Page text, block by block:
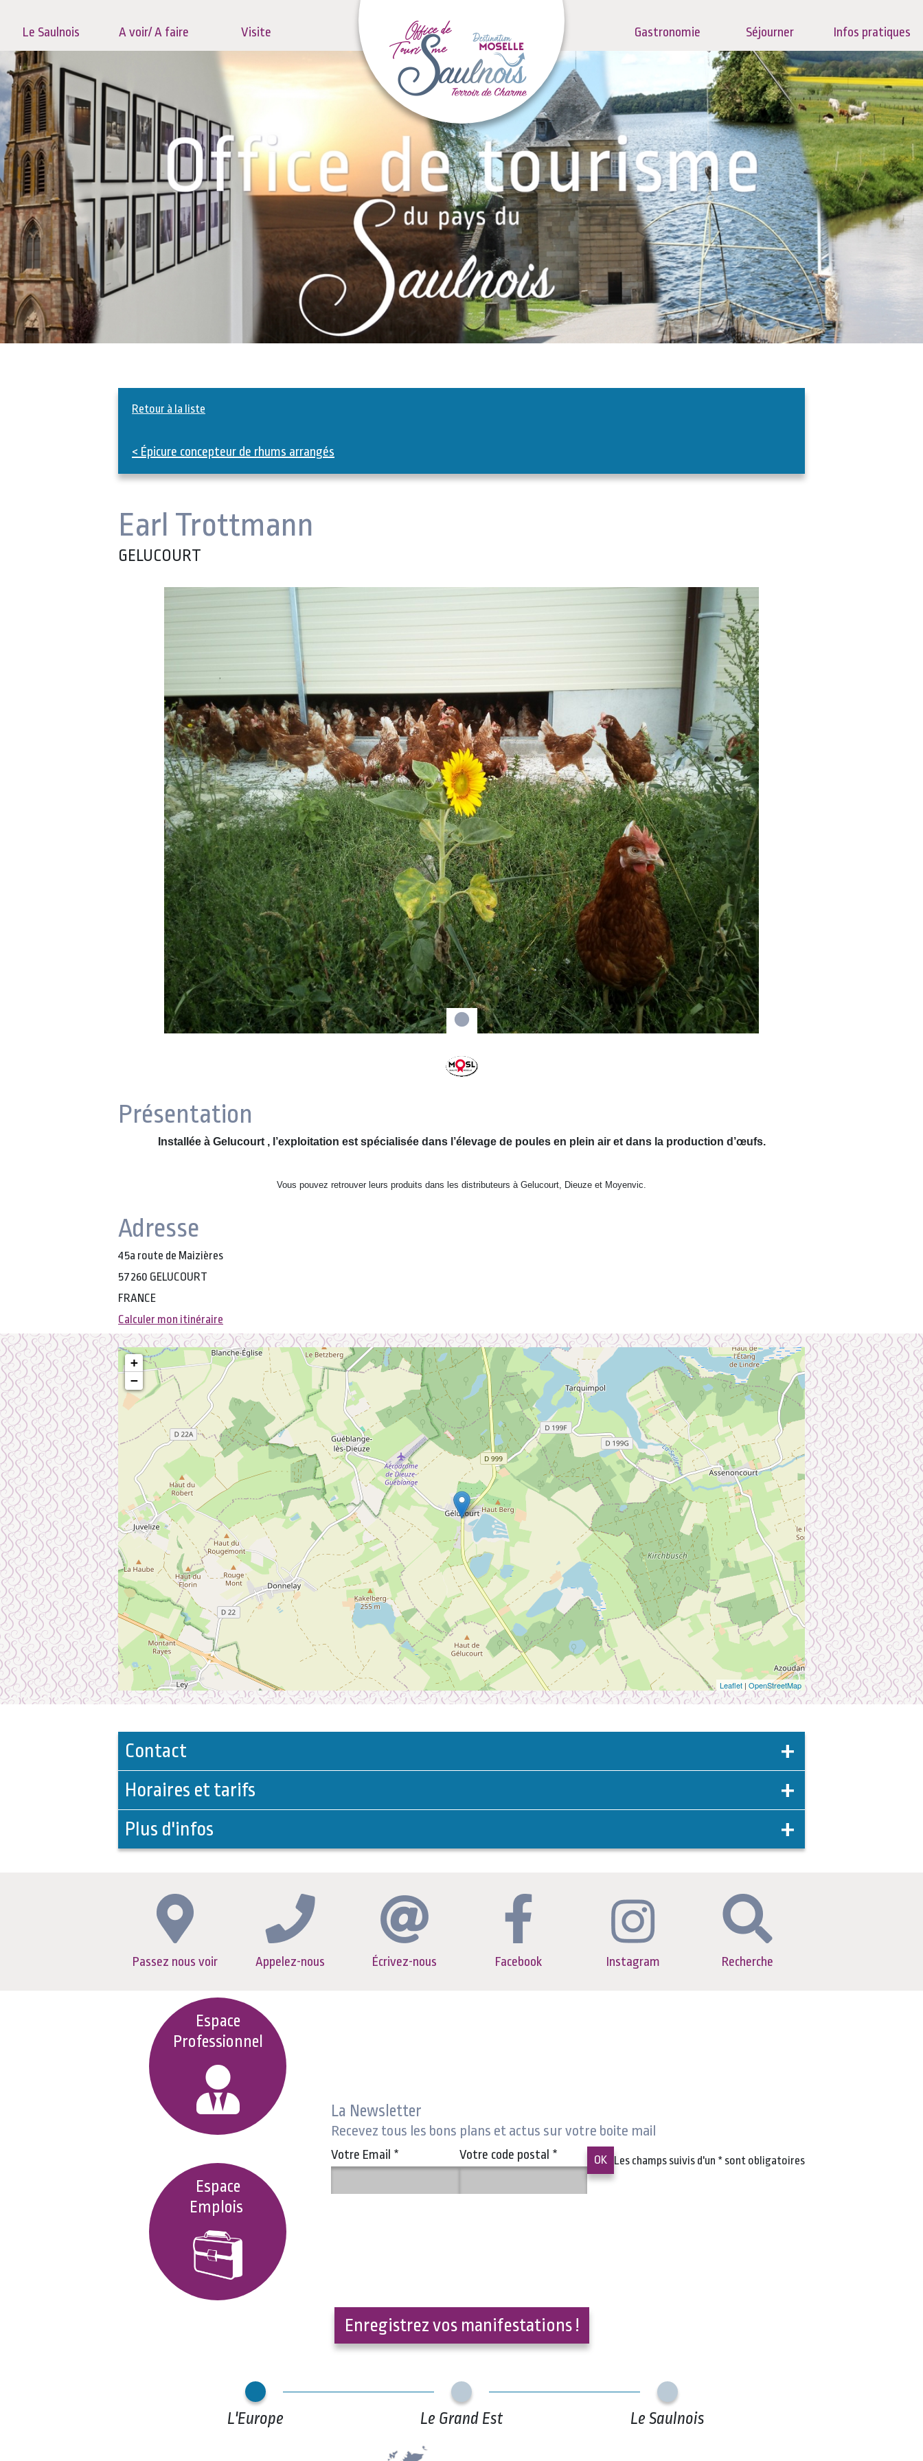
Le Saulnois A voir/ A faire Visite Gastronomie Séjourner Infos pratiques
Retour à la liste
< Épicure concepteur de rhums arrangés
Earl Trottmann
GELUCOURT
Présentation
Installée à Gelucourt , l’exploitation est spécialisée dans l’élevage de poules en plein air et dans la production d’œufs.
Vous pouvez retrouver leurs produits dans les distributeurs à Gelucourt, Dieuze et Moyenvic.
Adresse
45a route de Maizières
57260 GELUCOURT
FRANCE
Calculer mon itinéraire
+
−
Leaflet | OpenStreetMap
Contact
Horaires et tarifs
Plus d'infos
Passez nous voir Appelez-nous Écrivez-nous Facebook Instagram Recherche
Espace
Professionnel
Espace
Emplois
La Newsletter
Recevez tous les bons plans et actus sur votre boite mail
Votre Email * Votre code postal * Les champs suivis d'un * sont obligatoires
Enregistrez vos manifestations !
L'Europe Le Grand Est Le Saulnois